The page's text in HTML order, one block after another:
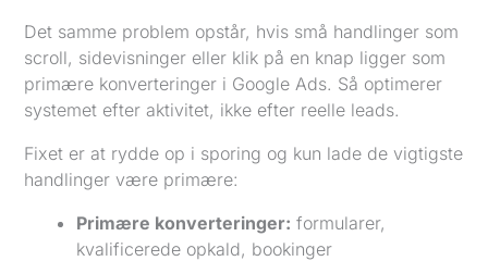
Det samme problem opstår, hvis små handlinger som
scroll, sidevisninger eller klik på en knap ligger som
primære konverteringer i Google Ads. Så optimerer
systemet efter aktivitet, ikke efter reelle leads.
Fixet er at rydde op i sporing og kun lade de vigtigste
handlinger være primære:
Primære konverteringer: formularer,
kvalificerede opkald, bookinger